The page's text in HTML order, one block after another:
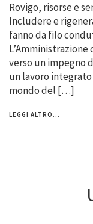
Rovigo, risorse e
Includere e
fanno da filo
verso un impegno
un lavoro
mondo del […]
LEGGI ALTRO...